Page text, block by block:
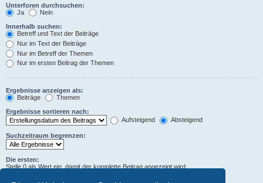
Unterforen durchsuchen:
Ja
Nein
Innerhalb suchen:
Betreff und Text der Beiträge
Nur im Text der Beiträge
Nur im Betreff der Themen
Nur im ersten Beitrag der Themen
Ergebnisse anzeigen als:
Beiträge
Themen
Ergebnisse sortieren nach:
Aufsteigend
Absteigend
Suchzeitraum begrenzen:
Die ersten:
Stelle 0 als Wert ein, damit der komplette Beitrag angezeigt wird.